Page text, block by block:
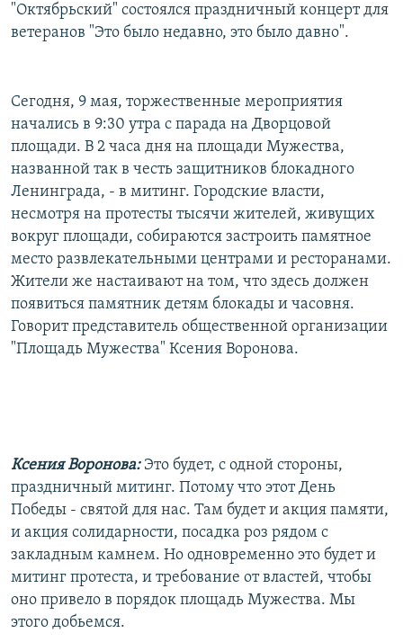
"Октябрьский" состоялся праздничный концерт для
ветеранов "Это было недавно, это было давно".
Сегодня, 9 мая, торжественные мероприятия
начались в 9:30 утра с парада на Дворцовой
площади. В 2 часа дня на площади Мужества,
названной так в честь защитников блокадного
Ленинграда, - в митинг. Городские власти,
несмотря на протесты тысячи жителей, живущих
вокруг площади, собираются застроить памятное
место развлекательными центрами и ресторанами.
Жители же настаивают на том, что здесь должен
появиться памятник детям блокады и часовня.
Говорит представитель общественной организации
"Площадь Мужества" Ксения Воронова.
Ксения Воронова: Это будет, с одной стороны,
праздничный митинг. Потому что этот День
Победы - святой для нас. Там будет и акция памяти,
и акция солидарности, посадка роз рядом с
закладным камнем. Но одновременно это будет и
митинг протеста, и требование от властей, чтобы
оно привело в порядок площадь Мужества. Мы
этого добьемся.